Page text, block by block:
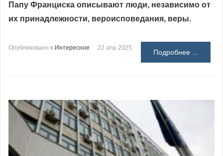
Папу Франциска описывают люди, независимо от
их принадлежности, вероисповедания, веры.
Опубликовано в Интересное 22 апр 2025
Подробнее ...